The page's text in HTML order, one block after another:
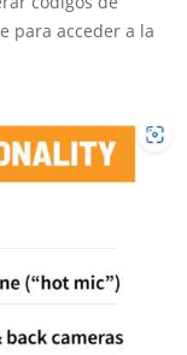
para acceder a la